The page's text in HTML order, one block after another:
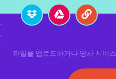
파일을 업로드하거나 당사 서비